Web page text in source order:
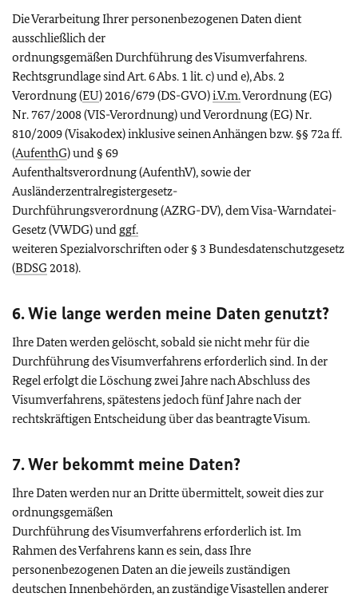
Die Verarbeitung Ihrer personenbezogenen Daten dient
ausschließlich der
ordnungsgemäßen Durchführung des Visumverfahrens.
Rechtsgrundlage sind Art. 6 Abs. 1 lit. c) und e), Abs. 2
Verordnung (EU) 2016/679 (DS-GVO)i.V.m.Verordnung (EG)
Nr. 767/2008 (VIS-Verordnung) und Verordnung (EG) Nr.
810/2009 (Visakodex) inklusive seinen Anhängen bzw. §§ 72a ff.
(AufenthG) und § 69
Aufenthaltsverordnung (AufenthV), sowie der
Ausländerzentralregistergesetz-
Durchführungsverordnung (AZRG-DV), dem Visa-Warndatei-
Gesetz (VWDG) und ggf.
weiteren Spezialvorschriften oder § 3 Bundesdatenschutzgesetz
(BDSG2018).
6. Wie lange werden meine Daten genutzt?
Ihre Daten werden gelöscht, sobald sie nicht mehr für die
Durchführung des Visumverfahrens erforderlich sind. In der
Regel erfolgt die Löschung zwei Jahre nach Abschluss des
Visumverfahrens, spätestens jedoch fünf Jahre nach der
rechtskräftigen Entscheidung über das beantragte Visum.
7. Wer bekommt meine Daten?
Ihre Daten werden nur an Dritte übermittelt, soweit dies zur
ordnungsgemäßen
Durchführung des Visumverfahrens erforderlich ist. Im
Rahmen des Verfahrens kann es sein, dass Ihre
personenbezogenen Daten an die jeweils zuständigen
deutschen Innenbehörden, an zuständige Visastellen anderer